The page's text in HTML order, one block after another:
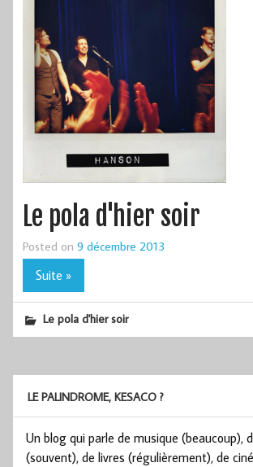
Le pola d'hier soir
Posted on 9 décembre 2013
Suite »
Le pola d'hier soir
LE PALINDROME, KESACO ?
Un blog qui parle de musique (beaucoup),
(souvent), de livres (régulièrement), de